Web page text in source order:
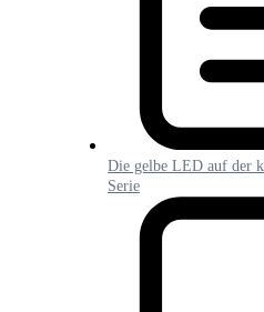
Die gelbe LED auf der
Serie